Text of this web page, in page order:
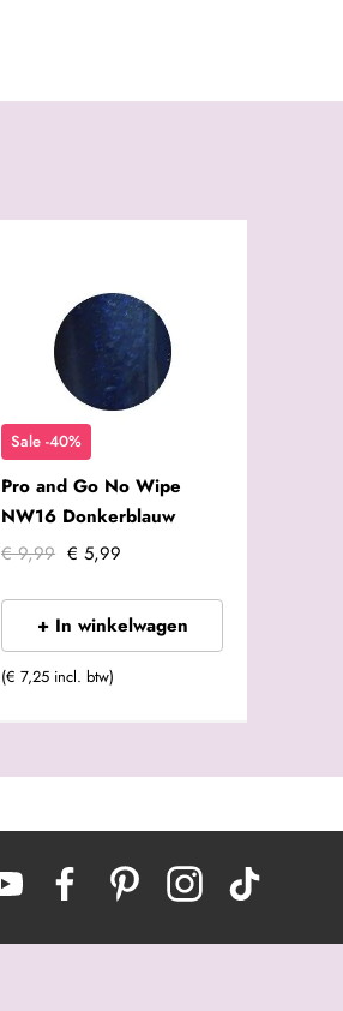
Sale -40%
Pro and Go No Wipe
NW16 Donkerblauw
€ 9,99 € 5,99
+ In winkelwagen
(€ 7,25 incl. btw)